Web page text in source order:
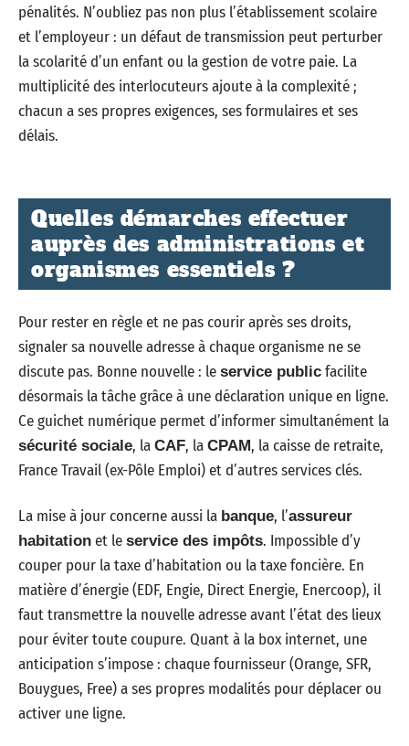
pénalités. N’oubliez pas non plus l’établissement scolaire
et l’employeur : un défaut de transmission peut perturber
la scolarité d’un enfant ou la gestion de votre paie. La
multiplicité des interlocuteurs ajoute à la complexité ;
chacun a ses propres exigences, ses formulaires et ses
délais.
Quelles démarches effectuer
auprès des administrations et
organismes essentiels ?
Pour rester en règle et ne pas courir après ses droits,
signaler sa nouvelle adresse à chaque organisme ne se
discute pas. Bonne nouvelle : le service public facilite
désormais la tâche grâce à une déclaration unique en ligne.
Ce guichet numérique permet d’informer simultanément la
sécurité sociale, la CAF, la CPAM, la caisse de retraite,
France Travail (ex-Pôle Emploi) et d’autres services clés.
La mise à jour concerne aussi la banque, l’assureur
habitation et le service des impôts. Impossible d’y
couper pour la taxe d’habitation ou la taxe foncière. En
matière d’énergie (EDF, Engie, Direct Energie, Enercoop), il
faut transmettre la nouvelle adresse avant l’état des lieux
pour éviter toute coupure. Quant à la box internet, une
anticipation s’impose : chaque fournisseur (Orange, SFR,
Bouygues, Free) a ses propres modalités pour déplacer ou
activer une ligne.